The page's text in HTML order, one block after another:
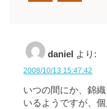
daniel より:
2008/10/13 15:47:42
いつの間にか、錦
いるようですが、